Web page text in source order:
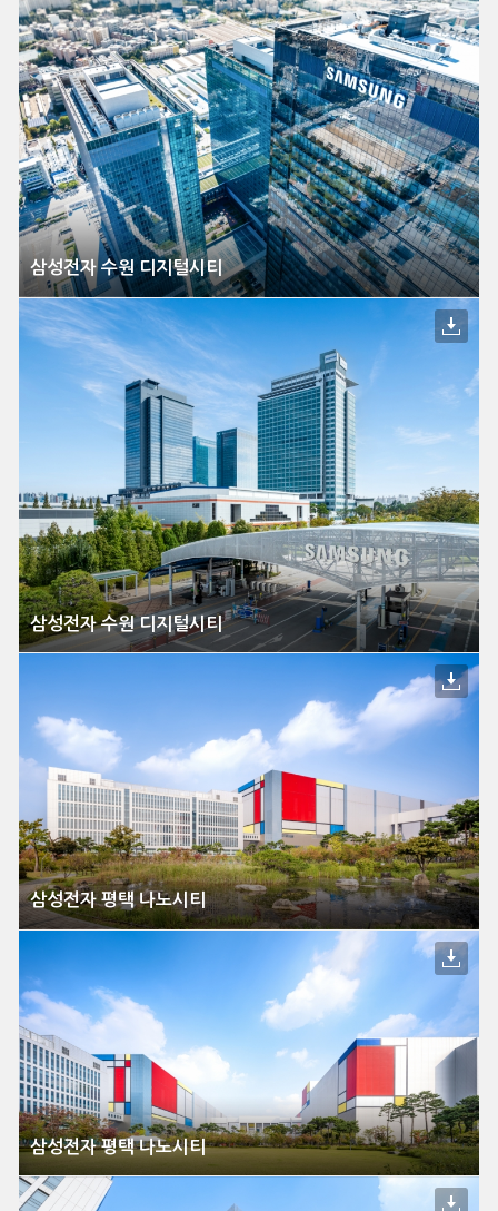
삼성전자 수원 디지털시티
삼성전자 수원 디지털시티
삼성전자 평택 나노시티
삼성전자 평택 나노시티